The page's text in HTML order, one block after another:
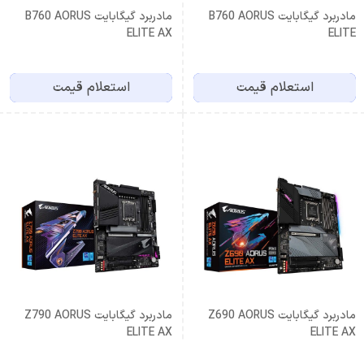
مادربرد گیگابایت B760 AORUS
ELITE
استعلام قیمت
مادربرد گیگابایت B760 AORUS
ELITE AX
استعلام قیمت
مادربرد گیگابایت Z690 AORUS
ELITE AX
مادربرد گیگابایت Z790 AORUS
ELITE AX